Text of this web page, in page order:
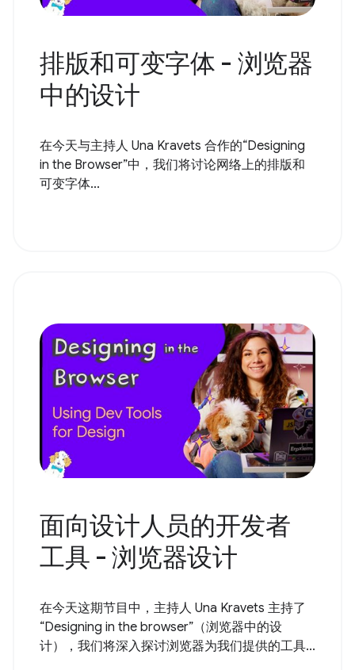
排版和可变字体 - 浏览器
中的设计
在今天与主持人 Una Kravets 合作的“Designing
in the Browser”中，我们将讨论网络上的排版和
可变字体...
面向设计人员的开发者
工具 - 浏览器设计
在今天这期节目中，主持人 Una Kravets 主持了
“Designing in the browser”（浏览器中的设
计），我们将深入探讨浏览器为我们提供的工具...